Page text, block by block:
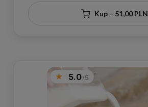
Kup – 51,00 PLN
5.0